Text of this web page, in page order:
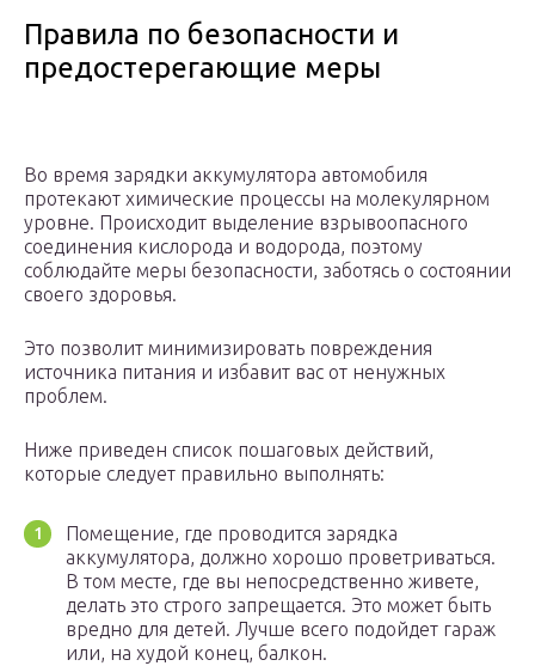
Правила по безопасности и
предостерегающие меры
Во время зарядки аккумулятора автомобиля
протекают химические процессы на молекулярном
уровне. Происходит выделение взрывоопасного
соединения кислорода и водорода, поэтому
соблюдайте меры безопасности, заботясь о состоянии
своего здоровья.
Это позволит минимизировать повреждения
источника питания и избавит вас от ненужных
проблем.
Ниже приведен список пошаговых действий,
которые следует правильно выполнять:
Помещение, где проводится зарядка
аккумулятора, должно хорошо проветриваться.
В том месте, где вы непосредственно живете,
делать это строго запрещается. Это может быть
вредно для детей. Лучше всего подойдет гараж
или, на худой конец, балкон.